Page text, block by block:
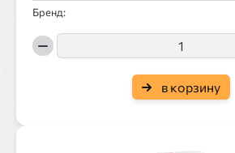
Бренд:
в корзину